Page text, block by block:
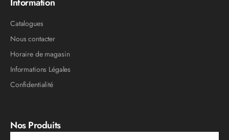
Catalogues
Nous contacter
Horaire de magasin
Informations Légales
Confidentialité
Nos Produits